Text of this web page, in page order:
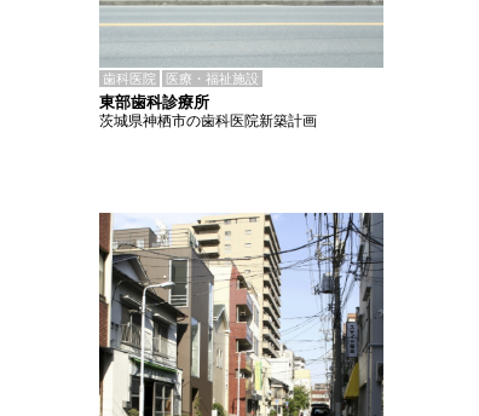
歯科医院 医療・福祉施設
東部歯科診療所
茨城県神栖市の歯科医院新築計画